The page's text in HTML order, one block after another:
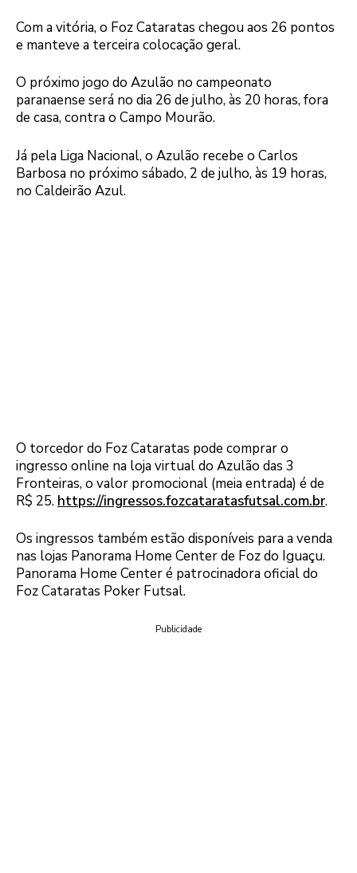
Com a vitória, o Foz Cataratas chegou aos 26 pontos
e manteve a terceira colocação geral.
O próximo jogo do Azulão no campeonato
paranaense será no dia 26 de julho, às 20 horas, fora
de casa, contra o Campo Mourão.
Já pela Liga Nacional, o Azulão recebe o Carlos
Barbosa no próximo sábado, 2 de julho, às 19 horas,
no Caldeirão Azul.
O torcedor do Foz Cataratas pode comprar o
ingresso online na loja virtual do Azulão das 3
Fronteiras, o valor promocional (meia entrada) é de
R$ 25. https://ingressos.fozcataratasfutsal.com.br.
Os ingressos também estão disponíveis para a venda
nas lojas Panorama Home Center de Foz do Iguaçu.
Panorama Home Center é patrocinadora oficial do
Foz Cataratas Poker Futsal.
Publicidade